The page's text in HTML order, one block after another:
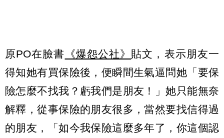
原PO在臉書 《爆怨公社》 貼文，表示朋友一
得知她有買保險後，便瞬間生氣逼問她「要保
險怎麼不找我？虧我們是朋友！」她只能無奈
解釋，從事保險的朋友很多，當然要找信得過
的朋友，「如今我保險這麼多年了，你這個認